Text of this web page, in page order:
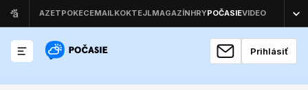
Prihlásiť